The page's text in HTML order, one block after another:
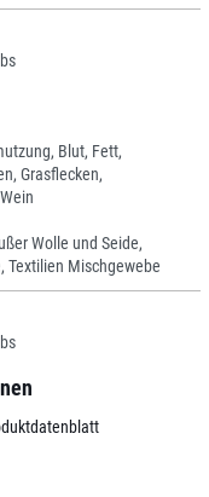
Blut, Fett,
Grasflecken,
Wolle und Seide,
Textilien Mischgewebe